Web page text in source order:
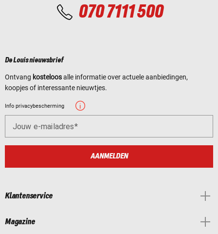
070 7111 500
De Louis nieuwsbrief
Ontvang kosteloosalle informatie over actuele aanbiedingen,
koopjes of interessante nieuwtjes.
Info privacybescherming
Jouw e-mailadres
AANMELDEN
Klantenservice
Magazine